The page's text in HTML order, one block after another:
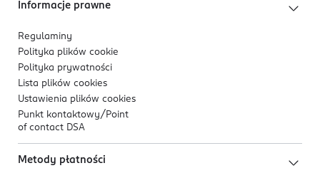
Informacje prawne
Regulaminy
Polityka plików cookie
Polityka prywatności
Lista plików cookies
Ustawienia plików cookies
Punkt kontaktowy/ Point
of contact DSA
Metody płatności